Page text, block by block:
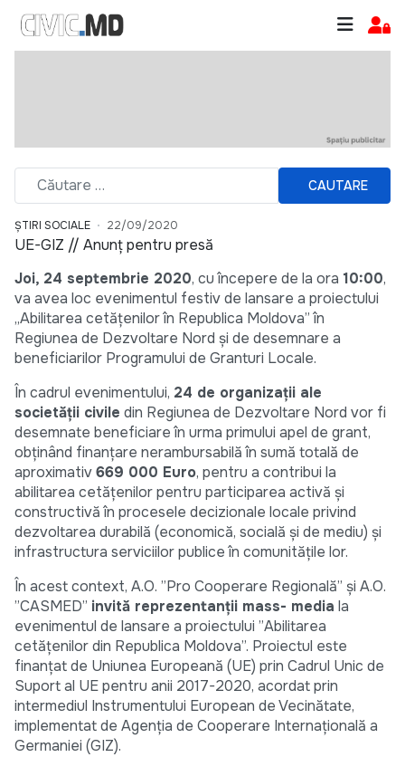
CAUTARE
ȘTIRI SOCIALE 22/09/2020
UE-GIZ // Anunț pentru presă
Joi, 24 septembrie 2020, cu începere de la ora 10:00,
va avea loc evenimentul festiv de lansare a proiectului
„Abilitarea cetățenilor în Republica Moldova” în
Regiunea de Dezvoltare Nord și de desemnare a
beneficiarilor Programului de Granturi Locale.
În cadrul evenimentului, 24 de organizații ale
societății civile din Regiunea de Dezvoltare Nord vor fi
desemnate beneficiare în urma primului apel de grant,
obținând finanțare nerambursabilă în sumă totală de
aproximativ669 000 Euro, pentru a contribui la
abilitarea cetățenilor pentru participarea activă și
constructivă în procesele decizionale locale privind
dezvoltarea durabilă (economică, socială și de mediu) și
infrastructura serviciilor publice în comunitățile lor.
În acest context, A.O. ”Pro Cooperare Regională” și A.O.
”CASMED” invită reprezentanții mass- media la
evenimentul de lansare a proiectului ”Abilitarea
cetățenilor din Republica Moldova”. Proiectul este
finanțat de Uniunea Europeană (UE) prin Cadrul Unic de
Suport al UE pentru anii 2017-2020, acordat prin
intermediul Instrumentului European de Vecinătate,
implementat de Agenția de Cooperare Internațională a
Germaniei (GIZ).